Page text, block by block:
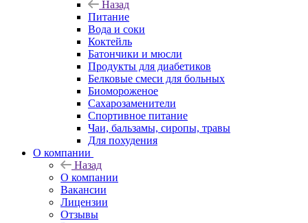
Назад
Питание
Вода и соки
Коктейль
Батончики и мюсли
Продукты для диабетиков
Белковые смеси для больных
Биомороженое
Сахарозаменители
Спортивное питание
Чаи, бальзамы, сиропы, травы
Для похудения
О компании
Назад
О компании
Вакансии
Лицензии
Отзывы